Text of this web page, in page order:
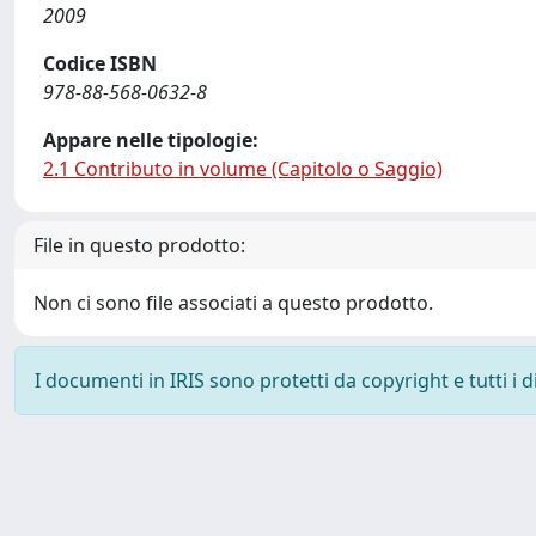
2009
Codice ISBN
978-88-568-0632-8
Appare nelle tipologie:
2.1 Contributo in volume (Capitolo o Saggio)
File in questo prodotto:
Non ci sono file associati a questo prodotto.
I documenti in IRIS sono protetti da copyright e tutti i